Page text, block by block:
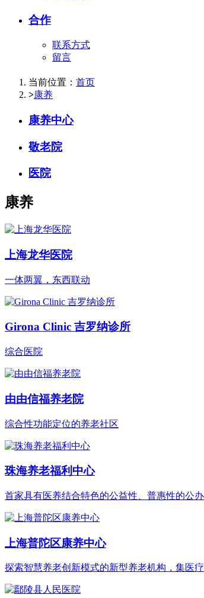
合作
联系方式
留言
当前位置： 首页
>康养
康养中心
敬老院
医院
康养
上海龙华医院
一体两翼，东西联动
Girona Clinic 吉罗纳诊所
综合医院
由由信福养老院
综合性功能定位的养老社区
珠海养老福利中心
首家具有医养结合特色的公益性、普惠性的公办
上海普陀区康养中心
探索智慧养老创新模式的新型养老机构，集医